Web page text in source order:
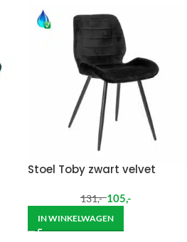
Stoel Toby zwart velvet
131,- 105,-
IN WINKELWAGEN